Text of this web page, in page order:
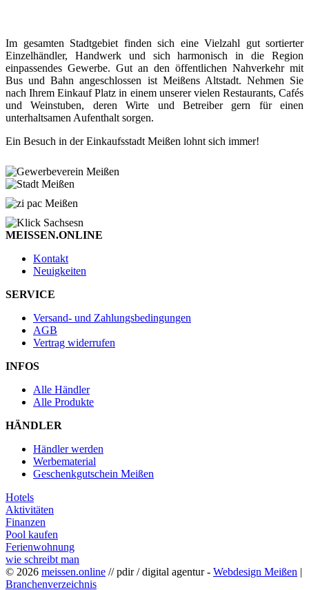
Im gesamten Stadtgebiet finden sich eine Vielzahl gut sortierter
Einzelhändler, Handwerk und sich harmonisch in die Region
einpassendes Gewerbe. Gut an den öffentlichen Nahverkehr mit
Bus und Bahn angeschlossen ist Meißens Altstadt. Nehmen Sie
nach Ihrem Einkauf Platz in einem unserer vielen Restaurants, Cafés
und Weinstuben, deren Wirte und Betreiber gern für einen
unterhaltsamen Aufenthalt sorgen.
Ein Besuch in der Einkaufsstadt Meißen lohnt sich immer!
MEISSEN.ONLINE
Kontakt
Neuigkeiten
SERVICE
Versand- und Zahlungsbedingungen
AGB
Vertrag widerrufen
INFOS
Alle Händler
Alle Produkte
HÄNDLER
Händler werden
Werbematerial
Geschenkgutschein Meißen
Hotels
Aktivitäten
Finanzen
Pool kaufen
Ferienwohnung
wie schreibt man
© 2026 meissen.online // pdir / digital agentur - Webdesign Meißen |
Branchenverzeichnis